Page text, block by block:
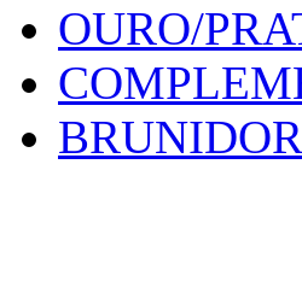
OURO/